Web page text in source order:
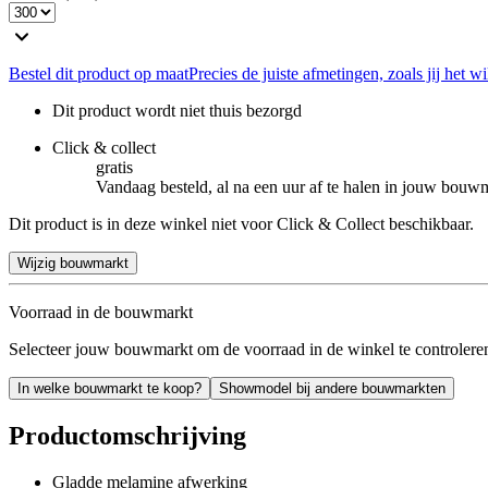
Bestel dit product op maatPrecies de juiste afmetingen, zoals jij het
Dit product wordt niet thuis bezorgd
Click & collect
gratis
Vandaag besteld, al na een uur af te halen in jouw
Dit product is in deze winkel niet voor Click & Collect beschikbaar.
Wijzig bouwmarkt
Voorraad in de bouwmarkt
Selecteer jouw bouwmarkt om de voorraad in de winkel te
In welke bouwmarkt te koop? Showmodel bij andere bouwmarkten
Productomschrijving
Gladde melamine afwerking